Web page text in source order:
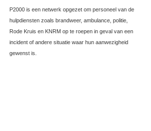
P2000 is een netwerk opgezet om personeel van de
hulpdiensten zoals brandweer, ambulance, politie,
Rode Kruis en KNRM op te roepen in geval van een
incident of andere situatie waar hun aanwezigheid
gewenst is.